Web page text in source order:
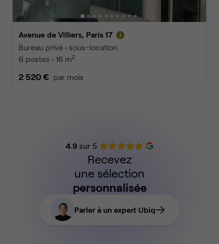
Avenue de Villiers, Paris 17
Bureau privé • sous-location
6 postes • 16 m2
2 520 € par mois
4.9sur 5
Recevez
une sélection
personnalisée
Parler à un expert Ubiq